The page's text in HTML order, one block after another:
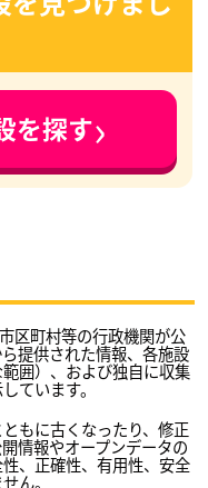
を探す›
区町村等の行政機関が公
提供された情報、各施設
囲）、および独自に収集
ています。
もに古くなったり、修正
情報やオープンデータの
、正確性、有用性、安全
ん。